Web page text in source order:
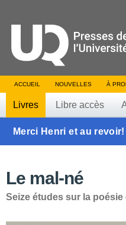
ACCUEIL NOUVELLES À
Livres Libre accès
Merci Henri et au revoir!
Le mal-né
Seize études sur la